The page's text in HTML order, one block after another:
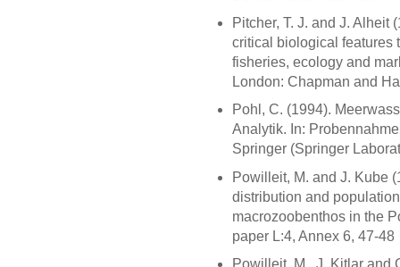
Pitcher, T. J. and J. Alheit
critical biological features
fisheries, ecology and
London: Chapman and
Pohl, C. (1994).
Analytik. In:
Springer (Springer
Powilleit, M. and J. Kube
distribution and
macrozoobenthos in the
paper L:4, Annex 6, 47-48